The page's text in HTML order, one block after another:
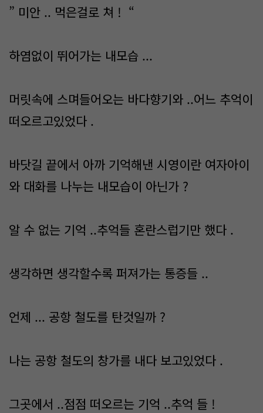
” 미안 .. 먹은걸로 쳐 ! “
하염없이 뛰어가는 내모습 ...
머릿속에 스며들어오는 바다향기와 ..어느 추억이
떠오르고있었다 .
바닷길 끝에서 아까 기억해낸 시영이란 여자아이
와 대화를 나누는 내모습이 아닌가 ?
알 수 없는 기억 ..추억들 혼란스럽기만 했다 .
생각하면 생각할수록 퍼져가는 통증들 ..
언제 ... 공항 철도를 탄것일까 ?
나는 공항 철도의 창가를 내다 보고있었다 .
그곳에서 ..점점 떠오르는 기억 ..추억 들 !